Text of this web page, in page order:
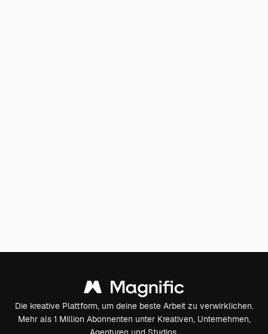
Die kreative Plattform, um deine beste Arbeit zu verwirklichen.
Mehr als 1 Million Abonnenten unter Kreativen, Unternehmen,